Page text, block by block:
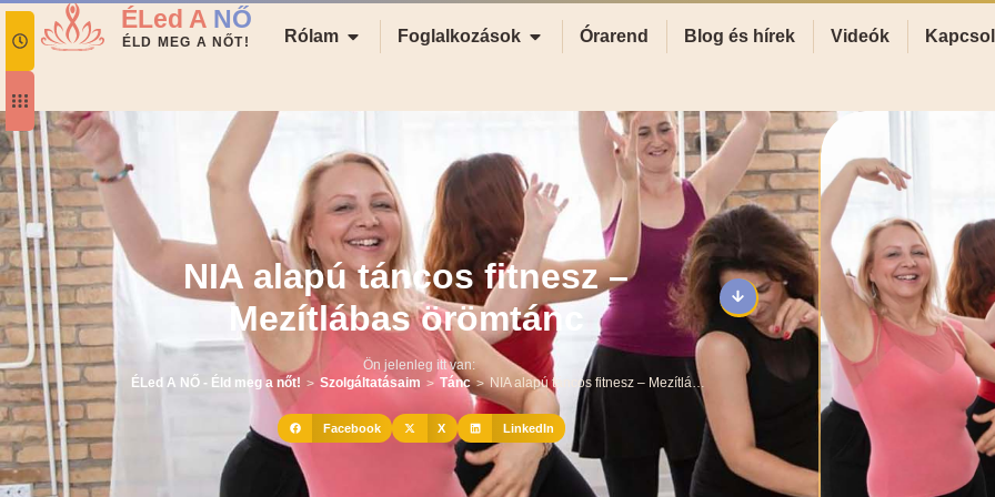
ÉLed A NŐ
ÉLD MEG A NŐT! Rólam Foglalkozások Órarend Blog és hírek Videók
NIA alapú táncos fitnesz –
Mezítlábas örömtánc
Ön jelenleg itt van:
ÉLed A NŐ - Éld meg a nőt! > Szolgáltatásaim > Tánc > NIA alapú táncos fitnesz – Mezítlábas örömtánc
Facebook X LinkedIn